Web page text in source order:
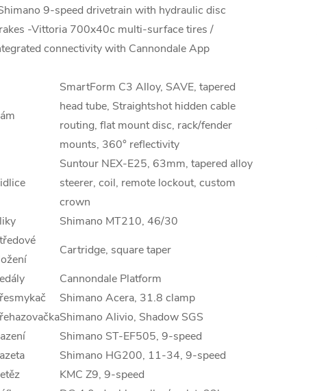
9-speed drivetrain with hydraulic disc
-Vittoria 700x40c multi-surface tires /
connectivity with Cannondale App
SmartForm C3 Alloy, SAVE, tapered
head tube, Straightshot hidden cable
routing, flat mount disc, rack/fender
mounts, 360° reflectivity
Suntour NEX-E25, 63mm, tapered alloy
steerer, coil, remote lockout, custom
crown
Shimano MT210, 46/30
Cartridge, square taper
Cannondale Platform
Shimano Acera, 31.8 clamp
Shimano Alivio, Shadow SGS
Shimano ST-EF505, 9-speed
Shimano HG200, 11-34, 9-speed
KMC Z9, 9-speed